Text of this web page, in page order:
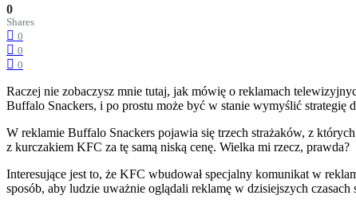
0
Shares
0
0
0
Raczej nie zobaczysz mnie tutaj, jak mówię o reklamach
Buffalo Snackers, i po prostu może być w stanie wymyślić strategię
W reklamie Buffalo Snackers pojawia się trzech strażaków, z
z kurczakiem KFC za tę samą niską cenę. Wielka mi rzecz, prawda?
Interesujące jest to, że KFC wbudował specjalny komunikat w
sposób, aby ludzie uważnie oglądali reklamę w dzisiejszych